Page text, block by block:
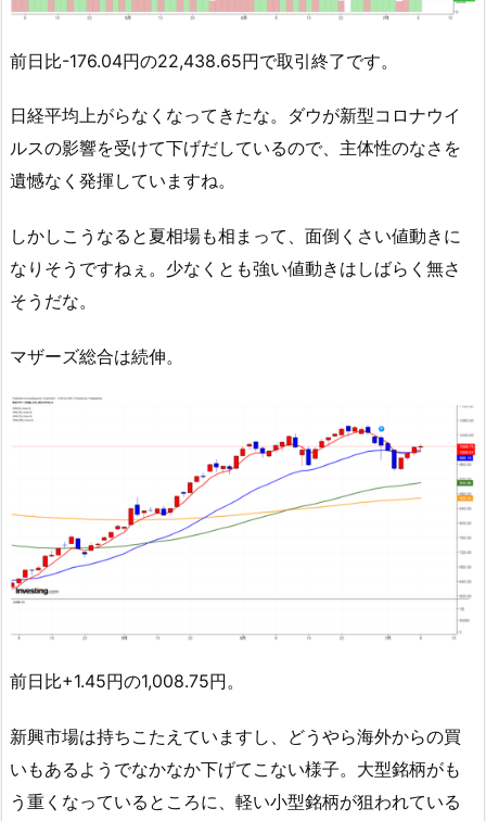
前日比-176.04円の22,438.65円で取引終了です。
日経平均上がらなくなってきたな。ダウが新型コロナウイ
ルスの影響を受けて下げだしているので、主体性のなさを
遺憾なく発揮していますね。
しかしこうなると夏相場も相まって、面倒くさい値動きに
なりそうですねぇ。少なくとも強い値動きはしばらく無さ
そうだな。
マザーズ総合は続伸。
前日比+1.45円の1,008.75円。
新興市場は持ちこたえていますし、どうやら海外からの買
いもあるようでなかなか下げてこない様子。大型銘柄がも
う重くなっているところに、軽い小型銘柄が狙われている